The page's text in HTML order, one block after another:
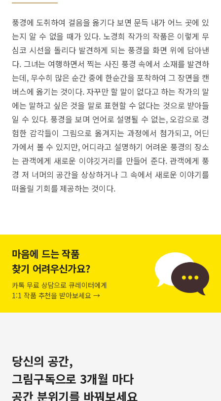
풍경에 도취하여 걸음을 옮기다 보면 문득 내가 어느 곳에 있
는지 알 수 없을 때가 있다. 노경희 작가의 작품은 이렇게 무
심코 시선을 돌리다 발견하게 되는 풍경을 화면 위에 담아낸
다. 그녀는 여행하면서 찍는 사진 풍경 속에서 소재를 발견하
는데, 무수히 많은 순간 중에 한순간을 포착하여 그 장면을 캔
버스에 옮기는 것이다. 자꾸만 할 말이 없다고 하는 작가의 말
에는 말하고 싶은 것을 말로 표현할 수 없다는 것으로 받아들
일 수 있다. 풍경을 보며 언어로 설명될 수 없는, 오감으로 경
험한 감각들이 그림으로 옮겨지는 과정에서 첨가되고, 어딘
가에서 볼 수 있지만, 어디라고 설명하기 어려운 풍경의 장소
는 관객에게 새로운 이야깃거리를 만들어 준다. 관객에게 풍
경 저 너머의 공간을 상상하거나 그 속에서 새로운 이야기를
떠올릴 기회를 제공하는 것이다.
마음에 드는 작품
찾기 어려우신가요?
카톡 무료 상담으로 큐레이터에게
1:1 작품 추천을 받아보세요 →
당신의 공간,
그림구독으로 3개월 마다
공간 분위기를 바꿔보세요